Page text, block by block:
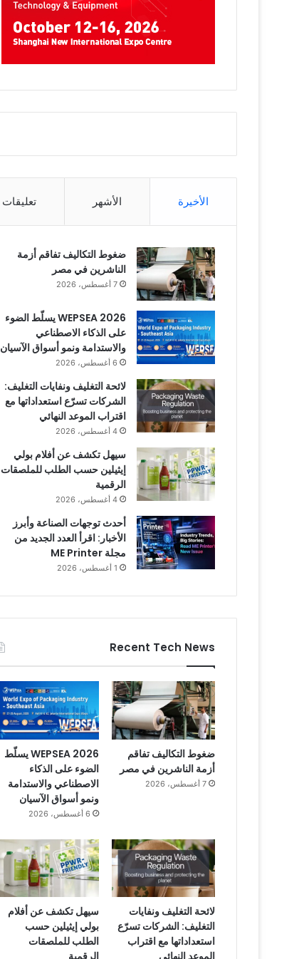
الأخيرة الأشهر تعليقات
ضغوط التكاليف تفاقم أزمة
الناشرين في مصر
7 أغسطس، 2026
WEPSEA 2026 يسلّط الضوء
على الذكاء الاصطناعي
والاستدامة ونمو أسواق الآسيان
6 أغسطس، 2026
لائحة التغليف ونفايات التغليف:
الشركات تسرّع استعداداتها مع
اقتراب الموعد النهائي
4 أغسطس، 2026
سيهل تكشف عن أفلام بولي
إيثيلين حسب الطلب للملصقات
الرقمية
4 أغسطس، 2026
أحدث توجهات الصناعة وأبرز
الأخبار: اقرأ العدد الجديد من
مجلة ME Printer
1 أغسطس، 2026
Recent Tech News
ضغوط التكاليف تفاقم
أزمة الناشرين في مصر
7 أغسطس، 2026
WEPSEA 2026 يسلّط
الضوء على الذكاء
الاصطناعي والاستدامة
ونمو أسواق الآسيان
6 أغسطس، 2026
لائحة التغليف ونفايات
التغليف: الشركات تسرّع
استعداداتها مع اقتراب
سيهل تكشف عن أفلام
بولي إيثيلين حسب
الطلب للملصقات